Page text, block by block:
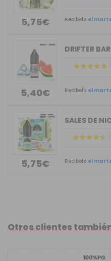
5,75€ Recíbelo el
5,40€ Recíbelo el
5,75€ Recíbelo el
Otros clientes